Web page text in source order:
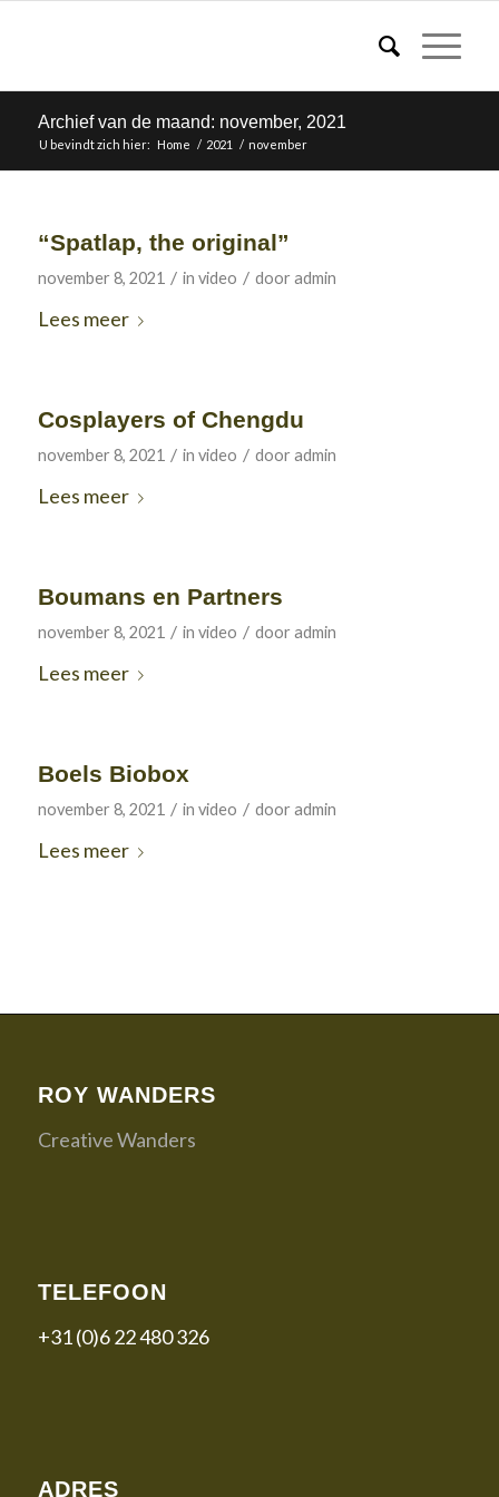
Archief van de maand: november, 2021
U bevindt zich hier: Home / 2021 / november
“Spatlap, the original”
november 8, 2021 / in video / door admin
Lees meer
Cosplayers of Chengdu
november 8, 2021 / in video / door admin
Lees meer
Boumans en Partners
november 8, 2021 / in video / door admin
Lees meer
Boels Biobox
november 8, 2021 / in video / door admin
Lees meer
ROY WANDERS
Creative Wanders
TELEFOON
+31 (0)6 22 480 326
ADRES